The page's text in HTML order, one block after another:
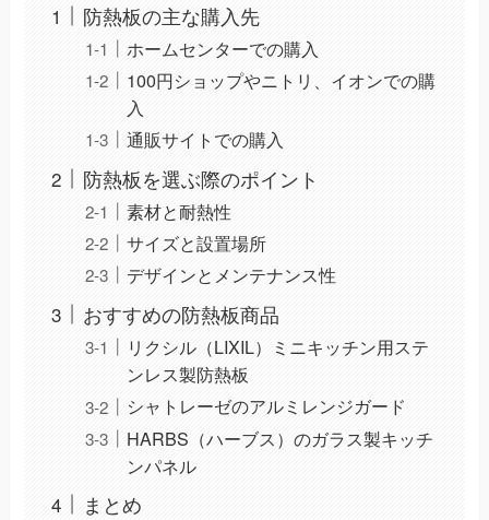
防熱板の主な購入先
ホームセンターでの購入
100円ショップやニトリ、イオンでの購
入
通販サイトでの購入
防熱板を選ぶ際のポイント
素材と耐熱性
サイズと設置場所
デザインとメンテナンス性
おすすめの防熱板商品
リクシル（LIXIL）ミニキッチン用ステ
ンレス製防熱板
シャトレーゼのアルミレンジガード
HARBS（ハーブス）のガラス製キッチ
ンパネル
まとめ